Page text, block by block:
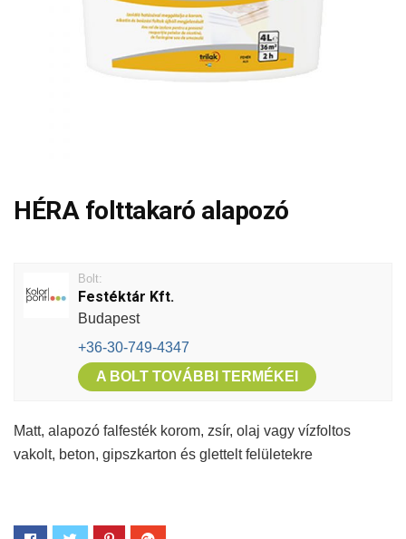
HÉRA folttakaró alapozó
Bolt:
Festéktár Kft.
Budapest
+36-30-749-4347
A BOLT TOVÁBBI TERMÉKEI
Matt, alapozó falfesték korom, zsír, olaj vagy vízfoltos
vakolt, beton, gipszkarton és glettelt felületekre